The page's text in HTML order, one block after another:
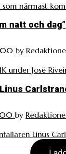
närmast
natt och dag”
by
under José
by
Linus